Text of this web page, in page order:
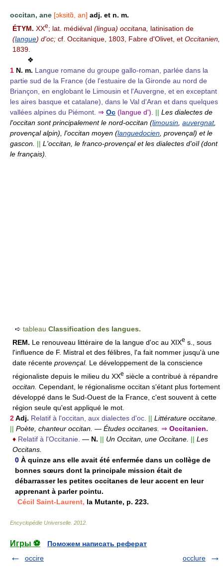
occitan, ane [ɔksitɑ̃, an] adj. et n. m.
ÉTYM. XXe; lat. médiéval (lingua) occitana,
latinisation de
(langue) d'oc; cf. Occitanique, 1803, Fabre d'Olivet, et Occitanien,
1839.
❖
1 N. m. Langue romane du groupe gallo-roman, parlée dans la
partie sud de la France (de l'estuaire de la Gironde au nord de
Briançon, en englobant le Limousin et l'Auvergne, et en exceptant
les aires basque et catalane), dans le Val d'Aran et dans quelques
vallées alpines du Piémont. ⇒ Oc (langue d'). || Les dialectes de
l'occitan sont principalement le nord-occitan (limousin auvergnat,
provençal alpin), l'occitan moyen (languedocien , provençal) et le
gascon. || L'occitan, le franco-provençal et les dialectes d'oïl (dont
le français).
➪ tableau Classification des langues.
REM. Le renouveau littéraire de la langue d'oc au XIXe s., sous
l'influence de F. Mistral et des félibres, l'a fait nommer jusqu'à une
date récente provençal. Le développement de la conscience
régionaliste depuis le milieu du XXe siècle a contribué à répandre
occitan. Cependant, le régionalisme occitan s'étant plus fortement
développé dans le Sud-Ouest de la France, c'est souvent à cette
région seule qu'est appliqué le mot.
2Adj. Relatif à l'occitan, aux dialectes d'oc. || Littérature occitane.
|| Poète, chanteur occitan. — Études occitanes. ⇒ Occitanien.
♦ Relatif à l'Occitanie. — N. || Un Occitan, une Occitane. || Les
Occitans.
0 À quinze ans elle avait été enfermée dans un collège de
bonnes sœurs dont la principale mission était de
débarrasser les petites occitanes de leur accent en leur
apprenant à parler pointu.
Cécil Saint-Laurent, la Mutante, p. 223.
Encyclopédie Universelle 2012
Игры ⚽
Поможем написать реферат
occire
occlure